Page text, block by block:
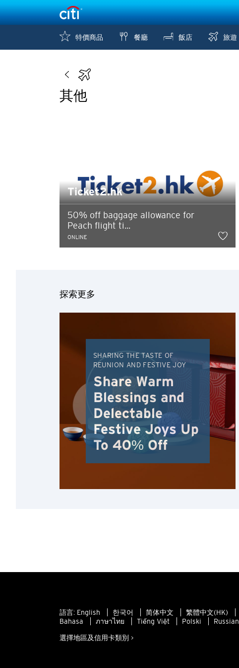
特價商品 餐廳 飯店 旅遊
其他
Ticket2.hk
50% off baggage allowance for
Peach flight ti...
ONLINE
探索更多
SHARING THE TASTE OF
REUNION AND FESTIVE JOY
Share Warm
Blessings and
Delectable
Festive Joys Up
To 40% Off
語言: English 한국어 简体中文 繁體中文(HK)
Bahasa
ภาษาไทย Tiếng Việt Polski Russian
選擇地區及信用卡類別 >
確定